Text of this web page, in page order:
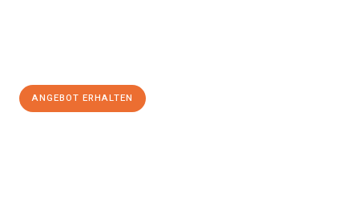
ANGEBOT ERHALTEN